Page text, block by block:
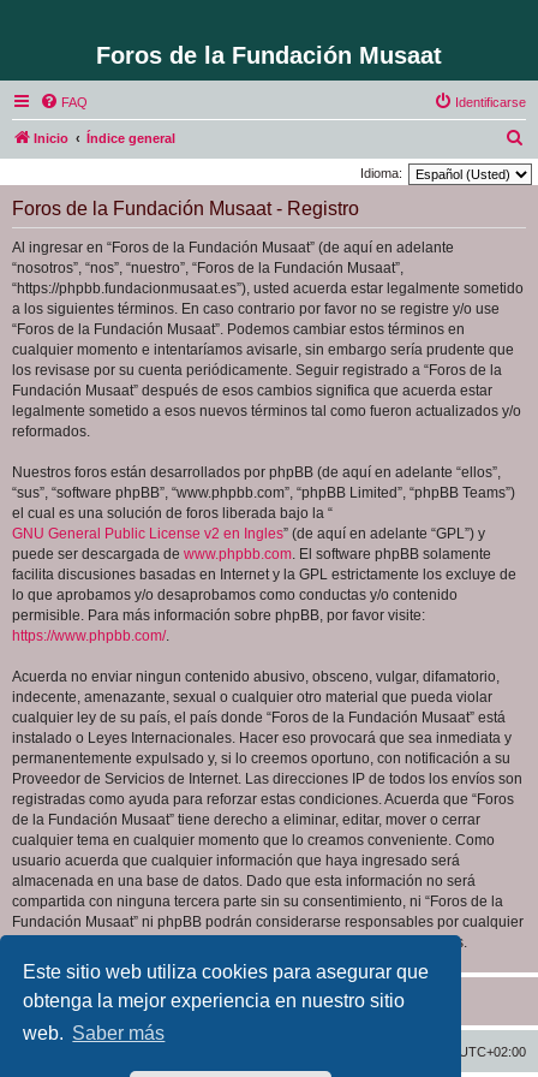
Este sitio web utiliza cookies para asegurar que
obtenga la mejor experiencia en nuestro sitio
web. Saber más
Foros de la Fundación Musaat
FAQ Identificarse
Inicio Índice general
u
Idioma:
Foros de la Fundación Musaat - Registro
Al ingresar en “Foros de la Fundación Musaat” (de aquí en adelante
“nosotros”, “nos”, “nuestro”, “Foros de la Fundación Musaat”,
“https://phpbb.fundacionmusaat.es”), usted acuerda estar legalmente sometido
a los siguientes términos. En caso contrario por favor no se registre y/o use
“Foros de la Fundación Musaat”. Podemos cambiar estos términos en
cualquier momento e intentaríamos avisarle, sin embargo sería prudente que
los revisase por su cuenta periódicamente. Seguir registrado a “Foros de la
Fundación Musaat” después de esos cambios significa que acuerda estar
legalmente sometido a esos nuevos términos tal como fueron actualizados y/o
reformados.
Nuestros foros están desarrollados por phpBB (de aquí en adelante “ellos”,
“sus”, “software phpBB”, “www.phpbb.com”, “phpBB Limited”, “phpBB Teams”)
el cual es una solución de foros liberada bajo la “
GNU General Public License v2 en Ingles” (de aquí en adelante “GPL”) y
puede ser descargada de www.phpbb.com. El software phpBB solamente
facilita discusiones basadas en Internet y la GPL estrictamente los excluye de
lo que aprobamos y/o desaprobamos como conductas y/o contenido
permisible. Para más información sobre phpBB, por favor visite:
https://www.phpbb.com/.
Acuerda no enviar ningun contenido abusivo, obsceno, vulgar, difamatorio,
indecente, amenazante, sexual o cualquier otro material que pueda violar
cualquier ley de su país, el país donde “Foros de la Fundación Musaat” está
instalado o Leyes Internacionales. Hacer eso provocará que sea inmediata y
permanentemente expulsado y, si lo creemos oportuno, con notificación a su
Proveedor de Servicios de Internet. Las direcciones IP de todos los envíos son
registradas como ayuda para reforzar estas condiciones. Acuerda que “Foros
de la Fundación Musaat” tiene derecho a eliminar, editar, mover o cerrar
cualquier tema en cualquier momento que lo creamos conveniente. Como
usuario acuerda que cualquier información que haya ingresado será
almacenada en una base de datos. Dado que esta información no será
compartida con ninguna tercera parte sin su consentimiento, ni “Foros de la
Fundación Musaat” ni phpBB podrán considerarse responsables por cualquier
intento de hacking que conlleve a que los datos sean comprometidos.
UTC+02:00